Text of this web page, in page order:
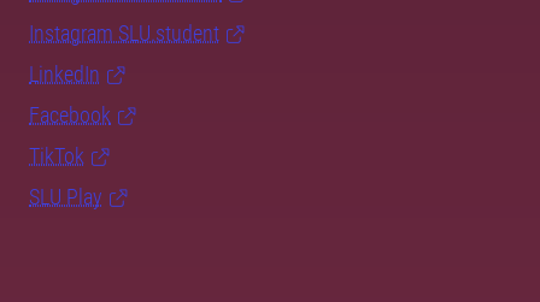
Instagram SLU.student
LinkedIn
Facebook
TikTok
SLU Play